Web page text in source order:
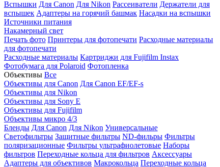
Вспышки Для Canon Для Nikon Рассеиватели Держатели для
вспышек Адаптеры на горячий башмак Насадки на вспышки
Источники питания
Накамерный свет
Печать фото Принтеры для фотопечати Расходные материалы
для фотопечати
Расходные материалы Картриджи для Fujifilm Instax
Фотобумага для Polaroid Фотопленка
Объективы Все
Объективы для Canon Для Canon EF/EF-s
Объективы для Nikon
Объективы для Sony E
Объективы для Fujifilm
Объективы микро 4/3
Бленды Для Canon Для Nikon Универсальные
Светофильтры Защитные фильтры ND-фильры Фильтры
поляризационные Фильтры ультрафиолетовые Наборы
фильтров Переходные кольца для фильтров Аксессуары
Адаптеры для объективов Макрокольца Переходные кольца